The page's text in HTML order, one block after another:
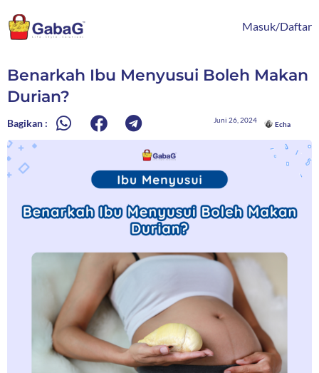
ke
konten
Masuk/Daftar
Benarkah Ibu Menyusui Boleh Makan
Durian?
Bagikan : Juni 26, 2024
Echa